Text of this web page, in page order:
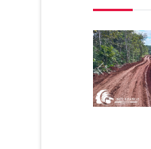
Previous